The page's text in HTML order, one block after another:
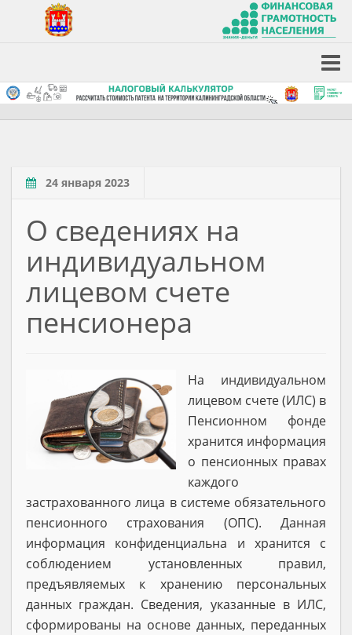
24 января 2023
О сведениях на
индивидуальном
лицевом счете
пенсионера
На индивидуальном
лицевом счете (ИЛС) в
Пенсионном фонде
хранится информация
о пенсионных правах
каждого
застрахованного лица в системе обязательного
пенсионного страхования (ОПС). Данная
информация конфиденциальна и хранится с
соблюдением установленных правил,
предъявляемых к хранению персональных
данных граждан. Сведения, указанные в ИЛС,
сформированы на основе данных, переданных